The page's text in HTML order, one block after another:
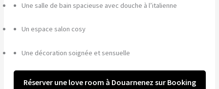
Une salle de bain spacieuse avec douche à l’italienne
Un espace salon cosy
Une décoration soignée et sensuelle
Réserver une love room à Douarnenez sur Booking